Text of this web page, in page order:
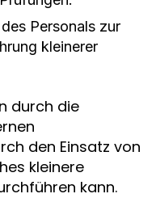
Personals zur
kleinerer
durch die
den Einsatz von
kleinere
kann.